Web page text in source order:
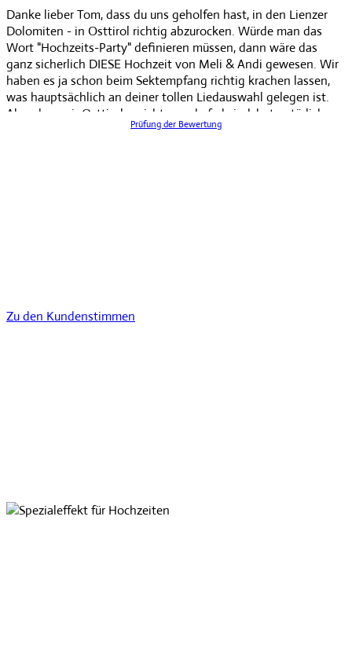
Danke lieber Tom, dass du uns geholfen hast, in den Lienzer
Dolomiten - in Osttirol richtig abzurocken. Würde man das
Wort "Hochzeits-Party" definieren müssen, dann wäre das
ganz sicherlich DIESE Hochzeit von Meli & Andi gewesen. Wir
haben es ja schon beim Sektempfang richtig krachen lassen,
was hauptsächlich an deiner tollen Liedauswahl gelegen ist.
Aber dass wir Osttiroler nicht gerade fad sind, hat natürlich
auch geholfen... Es war so ein schönes Fest. Danke, dass du
Prüfung der Bewertung
Zu den Kundenstimmen